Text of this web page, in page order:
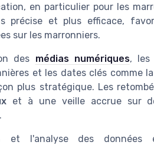
en particulier pour les
précise et plus efficace,
sur les marronniers.
des médias numériques, les
et les dates clés comme la
plus stratégique. Les
et à une veille accrue sur
.
et l'analyse des